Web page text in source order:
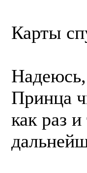
Карты
Принца
как раз